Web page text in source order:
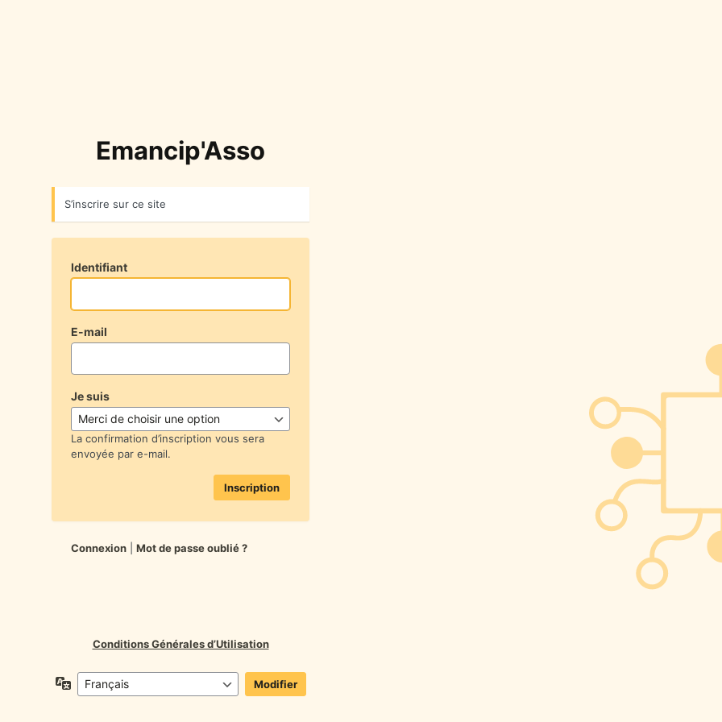
Emancip'Asso
S’inscrire sur ce site
Identifiant
E-mail
Je suis
La confirmation d’inscription vous sera
envoyée par e-mail.
Connexion Mot de passe oublié ?
Conditions Générales d’Utilisation
Langue